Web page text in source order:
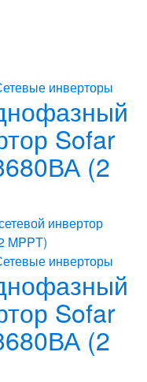
инверторы
Sofar
(2
инверторы
Sofar
(2